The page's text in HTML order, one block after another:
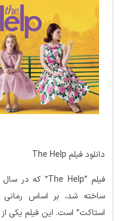
دانلود فیلم The Help
ساخته شد، بر اساس رمانی
استاکت” است. این فیلم یکی